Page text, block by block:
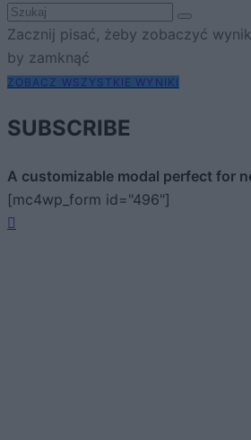
Zacznij pisać, żeby zobaczyć
by zamknąć
ZOBACZ WSZYSTKIE WYNIKI
SUBSCRIBE
A customizable modal perfect for
[mc4wp_form id="496"]